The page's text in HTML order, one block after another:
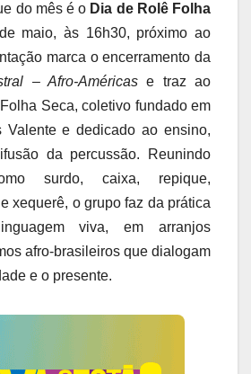
do mês é o Dia de Rolê Folha
maio, às 16h30, próximo ao
marca o encerramento da
– Afro-Américas e traz ao
Seca, coletivo fundado em
Valente e dedicado ao ensino,
da percussão. Reunindo
surdo, caixa, repique,
xequerê, o grupo faz da prática
viva, em arranjos
afro-brasileiros que dialogam
e o presente.